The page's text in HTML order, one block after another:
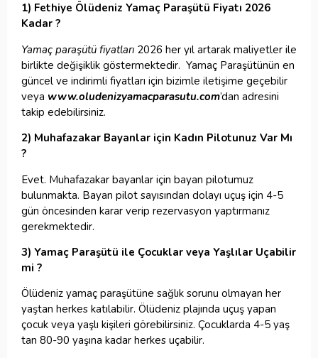
1) Fethiye Ölüdeniz Yamaç Paraşütü Fiyatı 2026
Kadar ?
Yamaç paraşütü fiyatları 2026 her yıl artarak maliyetler ile
birlikte değişiklik göstermektedir. Yamaç Paraşütünün en
güncel ve indirimli fiyatları için bizimle iletişime geçebilir
veya www.oludenizyamacparasutu.com’dan adresini
takip edebilirsiniz.
2) Muhafazakar Bayanlar için Kadın Pilotunuz Var Mı
?
Evet. Muhafazakar bayanlar için bayan pilotumuz
bulunmakta. Bayan pilot sayısından dolayı uçuş için 4-5
gün öncesinden karar verip rezervasyon yaptırmanız
gerekmektedir.
3) Yamaç Paraşütü ile Çocuklar veya Yaşlılar Uçabilir
mi ?
Ölüdeniz yamaç paraşütüne sağlık sorunu olmayan her
yaştan herkes katılabilir. Ölüdeniz plajında uçuş yapan
çocuk veya yaşlı kişileri görebilirsiniz. Çocuklarda 4-5 yaş
tan 80-90 yaşına kadar herkes uçabilir.